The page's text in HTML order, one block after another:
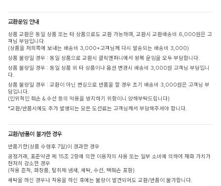
교환운임 안내
상품 교환은 동일 상품 또는 타 상품으로도 교환 가능하며, 교환시 교환배송비 6,000원은 고
객님 부담입니다.
(상품을 저희쪽에 보내는 배송비 3,000+고객님께 다시 발송되는 배송비 3,000)
상품 불량일 경우 : 동일 상품으로 교환시 클릭앤퍼니에서 왕복 운임을 모두 부담합니다.
상품 불량일 경우 : 동일 상품 외 타 상품이나 옵션 변경시 배송비 3,000원 고객님 부담입니
다.
상품 불량일 경우 : 교환이 아닌 변심으로 반품을 할 경우 초기 배송비 3,000원은 고객님 부
담입니다.
(인위적인 훼손 & 수선 등의 악용을 방지하기 위함이니 양해부탁드립니다)
*교환/반품시에도 추가 발생되는 모든 도선료는 고객님께서 부담해주셔야 합니다.
교환/반품이 불가한 경우
반품기한(상품 수령후 7일)이 경과한 경우
공정거래, 표준약관 제 15조 2항에 의한 이용자의 사용 또는 일부 소비에 의하여 재화 가치가
현저히 감소한 경우
(착용 흔적, 화장품, 탈취제 냄새, 세탁, 수선, 택훼손 포함)
세탁을 하신 경우나 착용을 하신 후에는 불량이 발견되어도 교환/반품이 불가합니다.